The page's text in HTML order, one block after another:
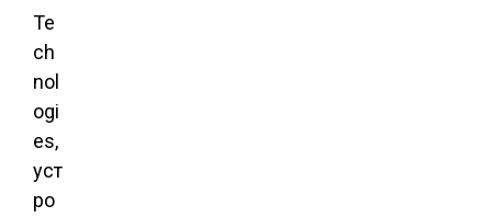
Te
ch
nol
ogi
es,
уст
ро